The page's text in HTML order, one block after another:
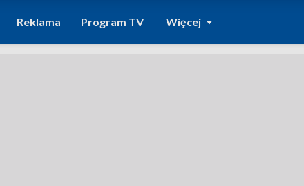
Reklama Program TV Więcej